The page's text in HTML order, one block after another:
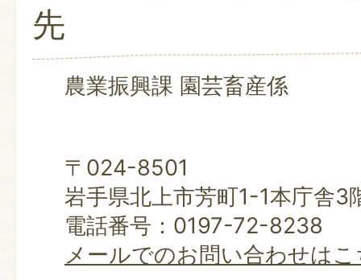
先
農業振興課 園芸畜産係
〒024-8501
岩手県北上市芳町1-1本庁舎3
電話番号：0197-72-8238
メールでのお問い合わせは